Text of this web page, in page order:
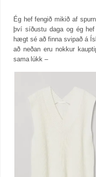
Ég hef fengið mikið af
því síðustu daga og ég
hægt sé að finna svipað á
að neðan eru nokkur
sama lúkk –